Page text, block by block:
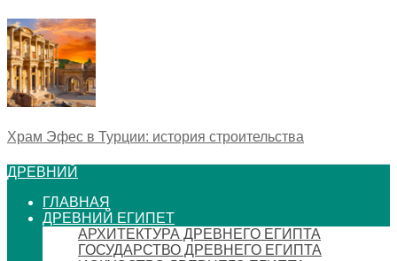
Храм Эфес в Турции: история строительства
ДРЕВНИЙ
ГЛАВНАЯ
ДРЕВНИЙ ЕГИПЕТ
АРХИТЕКТУРА ДРЕВНЕГО ЕГИПТА
ГОСУДАРСТВО ДРЕВНЕГО ЕГИПТА